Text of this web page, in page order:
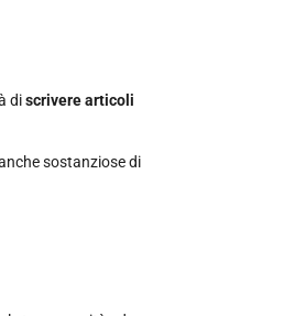
discrivere articoli
sostanziose di